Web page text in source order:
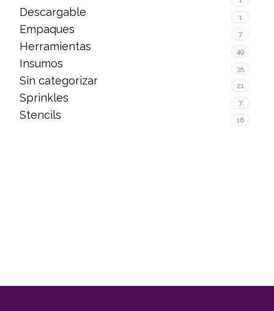
Descargable 1
Empaques 7
Herramientas 49
Insumos 35
Sin categorizar 21
Sprinkles 7
Stencils 16